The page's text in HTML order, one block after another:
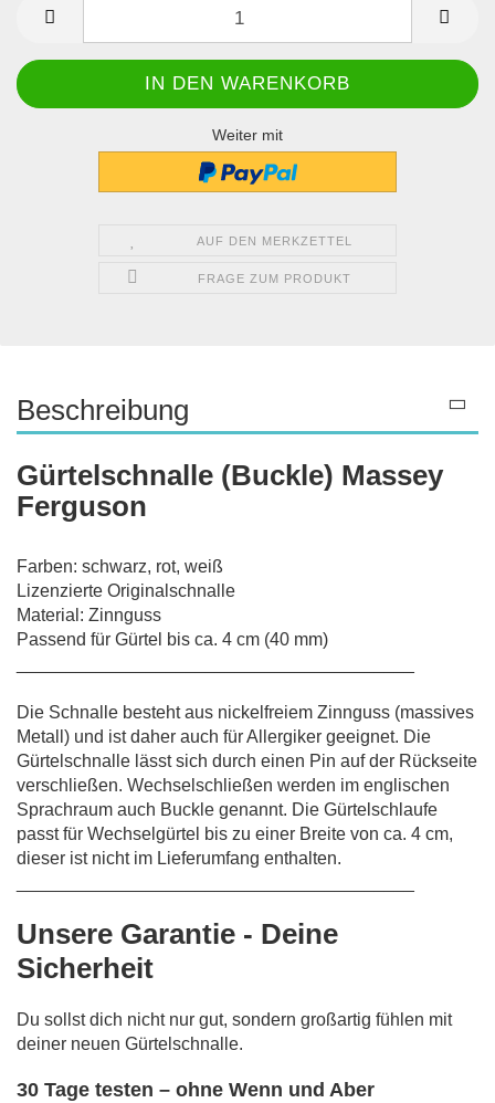
Weiter mit
AUF DEN MERKZETTEL
FRAGE ZUM PRODUKT
Beschreibung
Gürtelschnalle (Buckle) Massey
Ferguson
Farben: schwarz, rot, weiß
Lizenzierte Originalschnalle
Material: Zinnguss
Passend für Gürtel bis ca. 4 cm (40 mm)
Die Schnalle besteht aus nickelfreiem Zinnguss (massives
Metall) und ist daher auch für Allergiker geeignet. Die
Gürtelschnalle lässt sich durch einen Pin auf der Rückseite
verschließen. Wechselschließen werden im englischen
Sprachraum auch Buckle genannt. Die Gürtelschlaufe
passt für Wechselgürtel bis zu einer Breite von ca. 4 cm,
dieser ist nicht im Lieferumfang enthalten.
Unsere Garantie - Deine
Sicherheit
Du sollst dich nicht nur gut, sondern großartig fühlen mit
deiner neuen Gürtelschnalle.
30 Tage testen – ohne Wenn und Aber